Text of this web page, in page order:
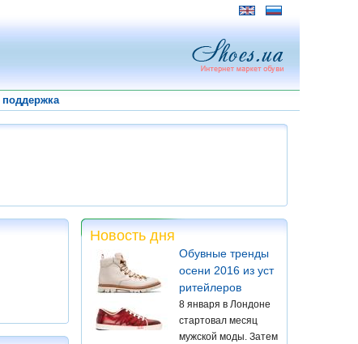
поддержка
Новость дня
Обувные тренды
осени 2016 из уст
ритейлеров
8 января в Лондоне
стартовал месяц
мужской моды. Затем